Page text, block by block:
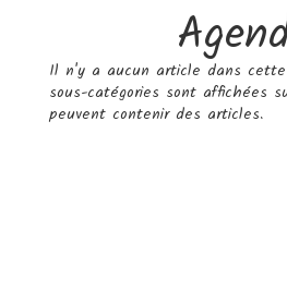
Il n'y a aucun article dans cette
sous-catégories sont affichées
peuvent contenir des articles.